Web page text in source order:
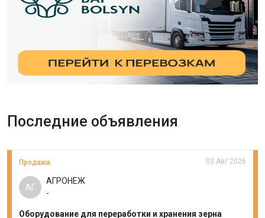
Последние объявления
Продажа 03 Авг 2026
АГ
АГРОНЕЖ
-
Оборудование для переработки и хранения зерна